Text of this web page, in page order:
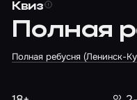
Квиз
Полная
Полная ребусня (Ленинск-